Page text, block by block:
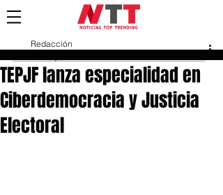
TEPJF lanza especialidad en
Ciberdemocracia y Justicia
Electoral
Redacción